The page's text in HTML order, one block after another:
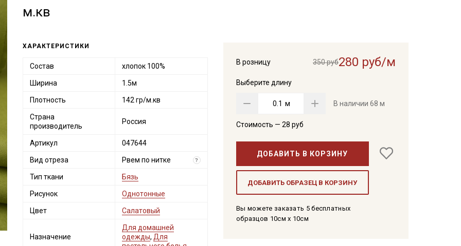
м.кв
В розницу 350 руб280 руб/м
Выберите длину
м В наличии 68 м
Стоимость — 28 руб
ДОБАВИТЬ В КОРЗИНУ
ДОБАВИТЬ ОБРАЗЕЦ В КОРЗИНУ
Вы можете заказать 5 бесплатных
образцов 10см x 10см
ХАРАКТЕРИСТИКИ
Состав хлопок 100%
Ширина 1.5м
Плотность 142 гр/м.кв
Страна
производитель
Россия
Артикул 047644
Вид отреза Рвем по нитке ?
Тип ткани Бязь
Рисунок Однотонные
Цвет Салатовый
Назначение
Для домашней
одежды, Для